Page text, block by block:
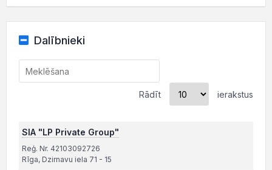
Dalībnieki
Rādīt ierakstus
SIA "LP Private Group"
Reģ. Nr. 42103092726
Rīga, Dzirnavu iela 71 - 15